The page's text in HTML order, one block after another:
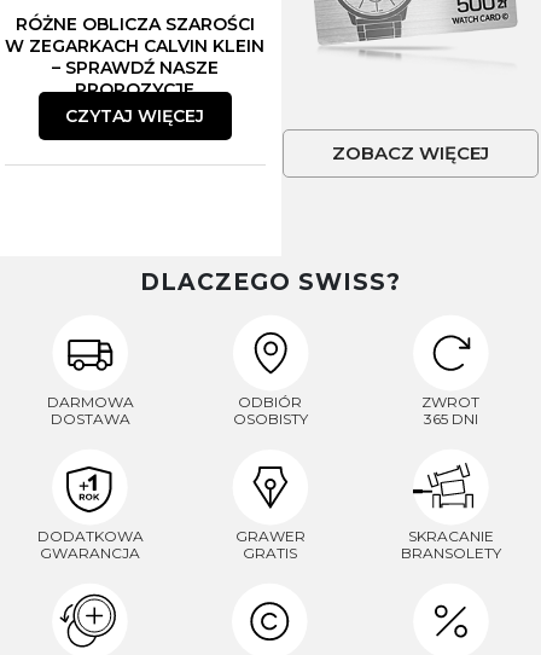
RÓŻNE OBLICZA SZAROŚCI
W ZEGARKACH CALVIN KLEIN
– SPRAWDŹ NASZE
PROPOZYCJE
CZYTAJ WIĘCEJ
ZOBACZ WIĘCEJ
DLACZEGO SWISS?
DARMOWA
DOSTAWA
ODBIÓR
OSOBISTY
ZWROT
365 DNI
DODATKOWA
GWARANCJA
GRAWER
GRATIS
SKRACANIE
BRANSOLETY